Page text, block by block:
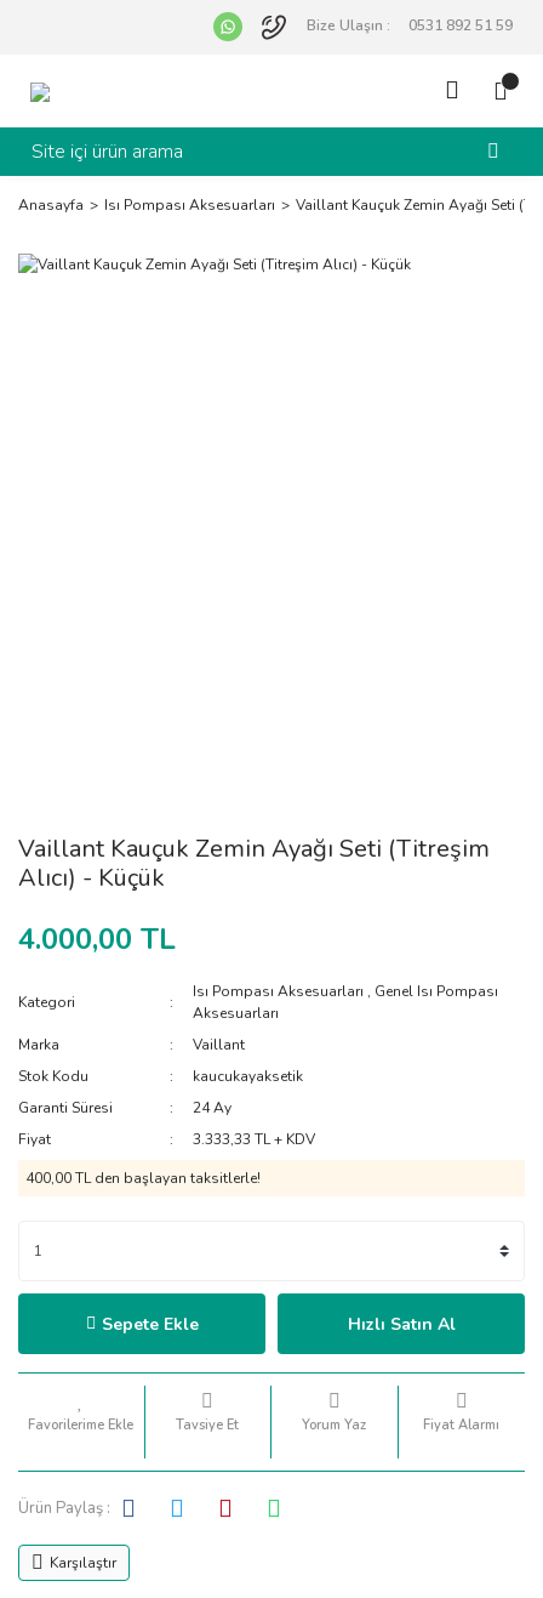
Bize Ulaşın : 0531 892 51 59
Anasayfa Isı Pompası Aksesuarları Vaillant Kauçuk Zemin Ayağı Seti
Vaillant Kauçuk Zemin Ayağı Seti (Titreşim
Alıcı) - Küçük
4.000,00 TL
Kategori
Isı Pompası Aksesuarları , Genel Isı Pompası
Aksesuarları
Marka
Vaillant
Stok Kodu
kaucukayaksetik
Garanti Süresi
24 Ay
Fiyat
3.333,33 TL + KDV
400,00 TL den başlayan taksitlerle!
Sepete Ekle Hızlı Satın Al
Tavsiye Et Yorum Yaz Fiyat Alarmı
Ürün Paylaş :
Karşılaştır